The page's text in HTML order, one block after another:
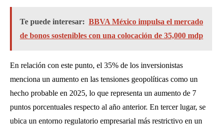
Te puede interesar: BBVA México impulsa el mercado
de bonos sostenibles con una colocación de 35,000 mdp
En relación con este punto, el 35% de los inversionistas
menciona un aumento en las tensiones geopolíticas como un
hecho probable en 2025, lo que representa un aumento de 7
puntos porcentuales respecto al año anterior. En tercer lugar, se
ubica un entorno regulatorio empresarial más restrictivo en un